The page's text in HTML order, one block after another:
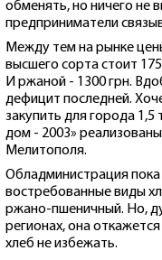
обменять, но ничего не
предприниматели
Между тем на рынке
высшего сорта стоит
И ржаной - 1300 грн.
дефицит последней.
закупить для города
дом - 2003»
Мелитополя.
Обладминистрация
востребованные виды
ржано-пшеничный. Но,
регионах, она
хлеб не избежать.